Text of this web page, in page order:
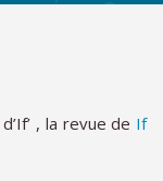
, la revue de If